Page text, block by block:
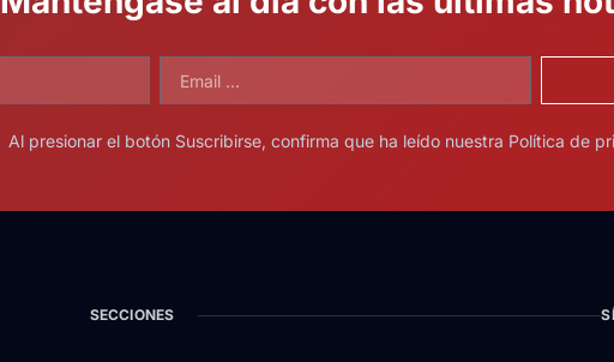
Al presionar el botón Suscribirse, confirma que ha leído nuestra Política de
SECCIONES